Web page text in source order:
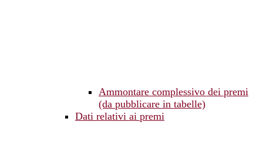
Ammontare complessivo dei premi
(da pubblicare in tabelle)
Dati relativi ai premi